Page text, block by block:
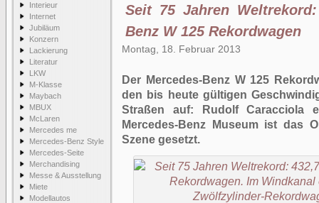
Interieur
Internet
Jubiläum
Konzern
Lackierung
Literatur
LKW
M-Klasse
Maybach
MBUX
McLaren
Mercedes me
Mercedes-Benz Style
Mercedes-Seite
Merchandising
Messe & Ausstellung
Miete
Modellautos
Seit 75 Jahren
Benz W 125 Rekordwagen
Montag, 18. Februar 2013
Der Mercedes-Benz W 125
den bis heute gültigen
Straßen auf: Rudolf Caracciola
Mercedes-Benz Museum ist das
Szene gesetzt.